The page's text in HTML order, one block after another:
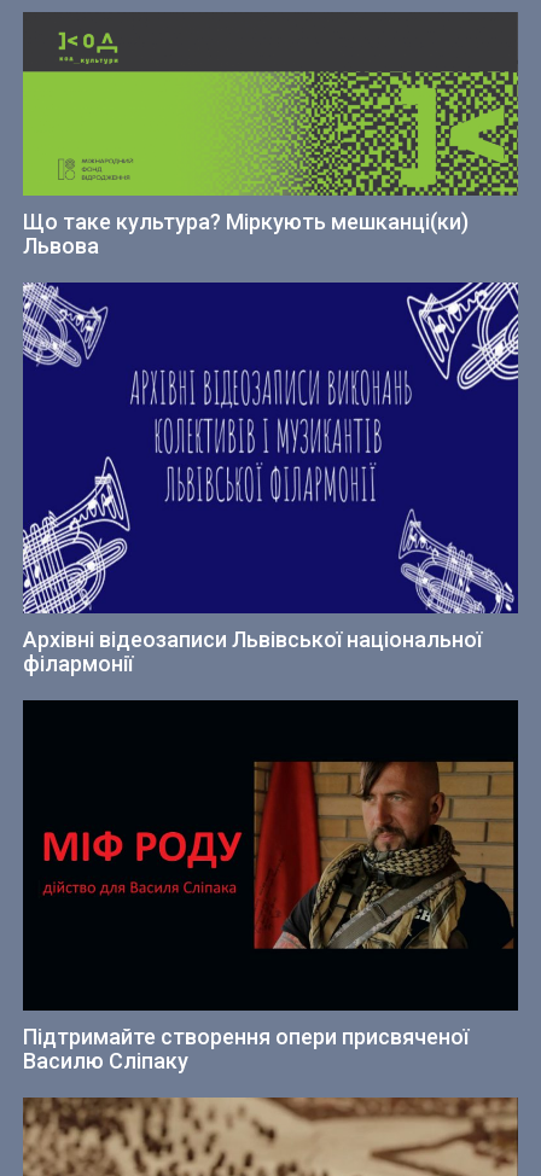
Що таке культура? Міркують мешканці(ки)
Львова
Архівні відеозаписи Львівської національної
філармонії
Підтримайте створення опери присвяченої
Василю Сліпаку